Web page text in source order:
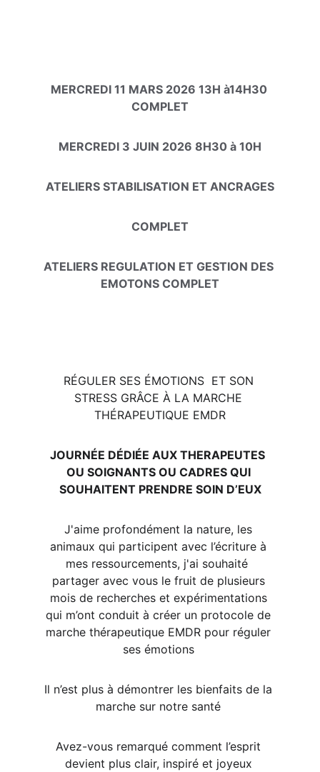
MERCREDI 11 MARS 2026 13H à14H30
COMPLET
MERCREDI 3 JUIN 2026 8H30 à 10H
ATELIERS STABILISATION ET ANCRAGES
COMPLET
ATELIERS REGULATION ET GESTION DES
EMOTONS COMPLET
RÉGULER SES ÉMOTIONS  ET SON
STRESS GRÂCE À LA MARCHE
THÉRAPEUTIQUE EMDR
JOURNÉE DÉDIÉE AUX THERAPEUTES
OU SOIGNANTS OU CADRES QUI
SOUHAITENT PRENDRE SOIN D’EUX
J'aime profondément la nature, les
animaux qui participent avec l’écriture à
mes ressourcements, j'ai souhaité
partager avec vous le fruit de plusieurs
mois de recherches et expérimentations
qui m’ont conduit à créer un protocole de
marche thérapeutique EMDR pour réguler
ses émotions
Il n’est plus à démontrer les bienfaits de la
marche sur notre santé
Avez-vous remarqué comment l’esprit
devient plus clair, inspiré et joyeux